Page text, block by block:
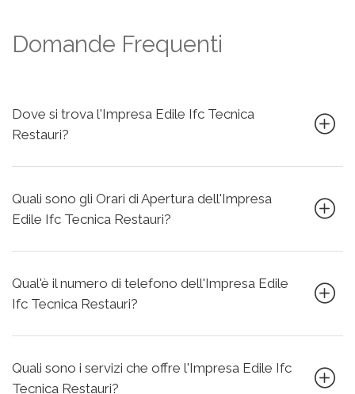
Domande Frequenti
Dove si trova l'Impresa Edile Ifc Tecnica
Restauri?
Quali sono gli Orari di Apertura dell'Impresa
Edile Ifc Tecnica Restauri?
Qual'è il numero di telefono dell'Impresa Edile
Ifc Tecnica Restauri?
Quali sono i servizi che offre l'Impresa Edile Ifc
Tecnica Restauri?